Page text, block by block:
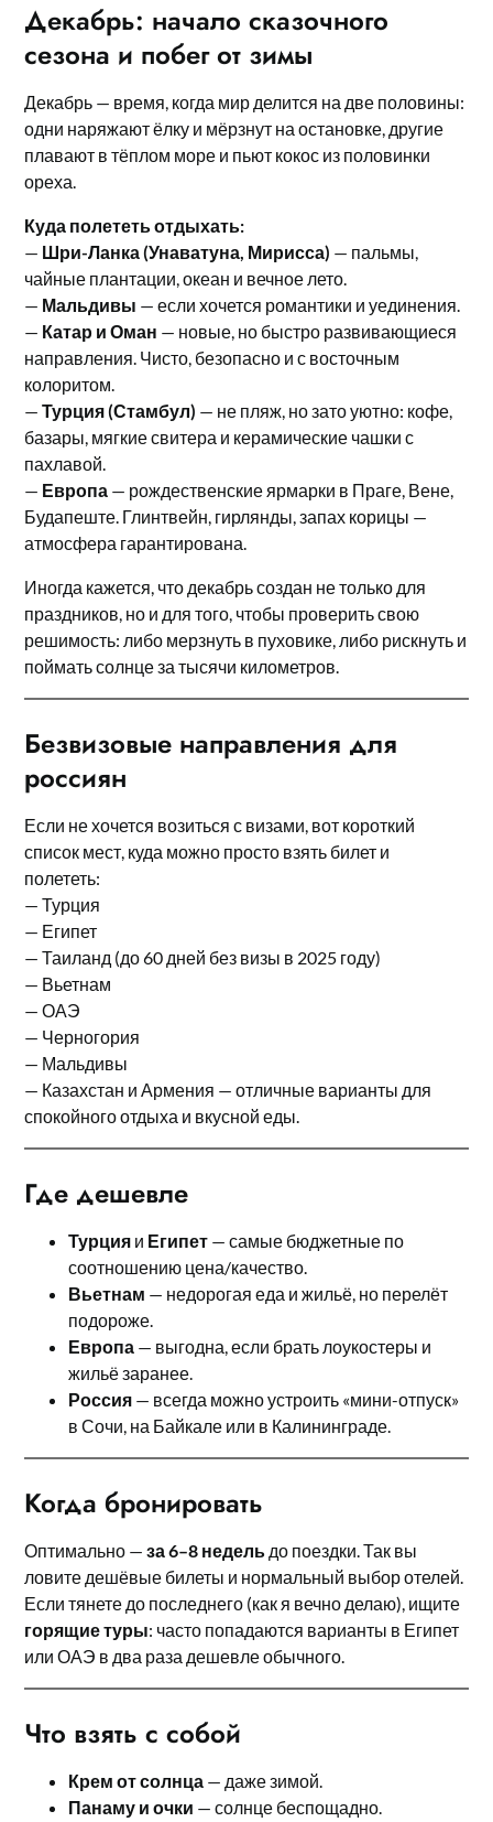
Декабрь: начало сказочного
сезона и побег от зимы
Декабрь — время, когда мир делится на две половины:
одни наряжают ёлку и мёрзнут на остановке, другие
плавают в тёплом море и пьют кокос из половинки
ореха.
Куда полететь отдыхать:
— Шри-Ланка (Унаватуна, Мирисса) — пальмы,
чайные плантации, океан и вечное лето.
— Мальдивы — если хочется романтики и уединения.
— Катар и Оман — новые, но быстро развивающиеся
направления. Чисто, безопасно и с восточным
колоритом.
—Турция (Стамбул) — не пляж, но зато уютно: кофе,
базары, мягкие свитера и керамические чашки с
пахлавой.
— Европа — рождественские ярмарки в Праге, Вене,
Будапеште. Глинтвейн, гирлянды, запах корицы —
атмосфера гарантирована.
Иногда кажется, что декабрь создан не только для
праздников, но и для того, чтобы проверить свою
решимость: либо мерзнуть в пуховике, либо рискнуть и
поймать солнце за тысячи километров.
Безвизовые направления для
россиян
Если не хочется возиться с визами, вот короткий
список мест, куда можно просто взять билет и
полететь:
— Турция
— Египет
— Таиланд (до 60 дней без визы в 2025 году)
— Вьетнам
— ОАЭ
— Черногория
— Мальдивы
— Казахстан и Армения — отличные варианты для
спокойного отдыха и вкусной еды.
Где дешевле
Турция и Египет — самые бюджетные по
соотношению цена/качество.
Вьетнам — недорогая еда и жильё, но перелёт
подороже.
Европа — выгодна, если брать лоукостеры и
жильё заранее.
Россия — всегда можно устроить «мини-отпуск»
в Сочи, на Байкале или в Калининграде.
Когда бронировать
Оптимально —за 6–8 недель до поездки. Так вы
ловите дешёвые билеты и нормальный выбор отелей.
Если тянете до последнего (как я вечно делаю), ищите
горящие туры: часто попадаются варианты в Египет
или ОАЭ в два раза дешевле обычного.
Что взять с собой
Крем от солнца — даже зимой.
Панаму и очки — солнце беспощадно.